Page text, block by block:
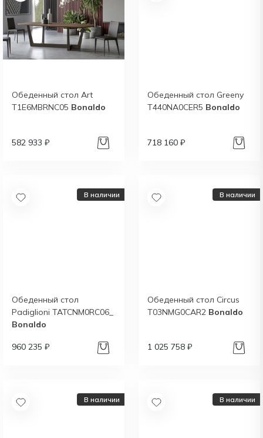
Обеденный стол Art
T1E6MBRNC05 Bonaldo
582 933 ₽
Обеденный стол Greeny
T440NA0CER5 Bonaldo
718 160 ₽
В наличии
Обеденный стол
Padiglioni TATCNM0RC06_
Bonaldo
960 235 ₽
В наличии
Обеденный стол Circus
T03NMG0CAR2 Bonaldo
1 025 758 ₽
В наличии В наличии